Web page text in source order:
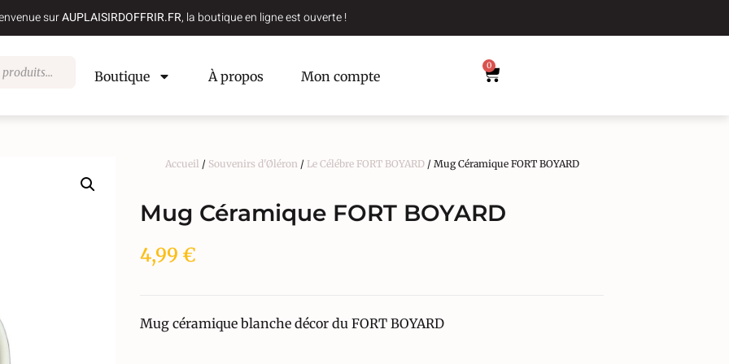
surAUPLAISIRDOFFRIR.FR, la boutique en ligne est ouverte !
Boutique À propos Mon compte
0
Accueil / Souvenirs d'Øléron/ Le Célébre FORT BOYARD/ Mug Céramique FORT BOYARD
Mug Céramique FORT BOYARD
4,99 €
Mug céramique blanche décor du FORT BOYARD